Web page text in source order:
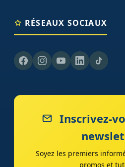
RÉSEAUX SOCIAUX
Inscrivez-
Soyez les premiers
promos et